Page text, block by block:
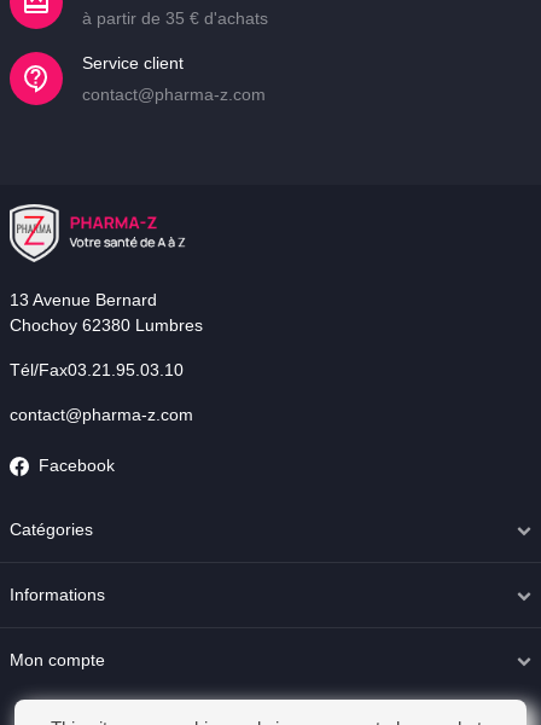
à partir de 35 € d'achats
Service client
contact@pharma-z.com
13 Avenue Bernard
Chochoy 62380 Lumbres
Tél/Fax03.21.95.03.10
contact@pharma-z.com
Facebook
Catégories
Informations
Mon compte